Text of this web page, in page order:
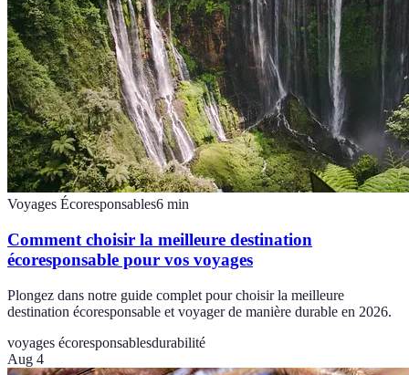
Voyages Écoresponsables6 min
Comment choisir la meilleure destination
écoresponsable pour vos voyages
Plongez dans notre guide complet pour choisir la meilleure
destination écoresponsable et voyager de manière durable en 2026.
voyages écoresponsablesdurabilité
Aug 4